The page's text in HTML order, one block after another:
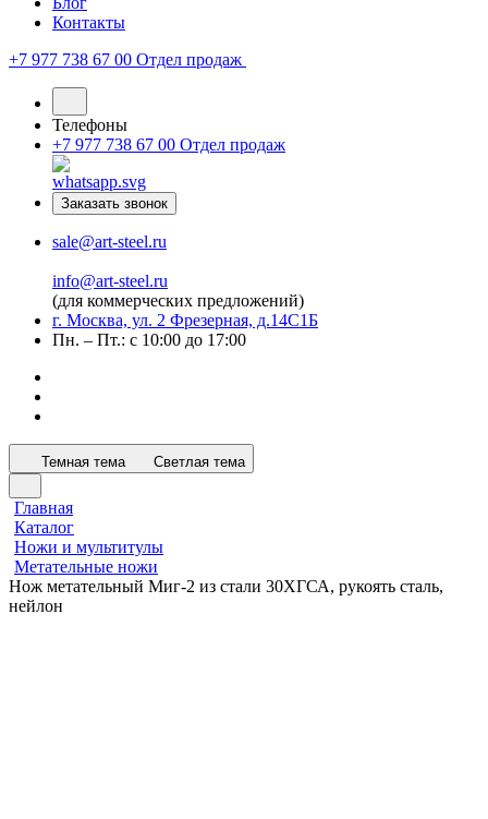
Контакты
+7 977 738 67 00 Отдел продаж
Телефоны
+7 977 738 67 00 Отдел продаж
Заказать звонок
sale@art-steel.ru
info@art-steel.ru
(для коммерческих предложений)
г. Москва, ул. 2 Фрезерная, д.14С1Б
Пн. – Пт.: с 10:00 до 17:00
Темная тема Светлая тема
Главная
Каталог
Ножи и мультитулы
Метательные ножи
Нож метательный Миг-2 из стали 30ХГСА, рукоять сталь,
нейлон